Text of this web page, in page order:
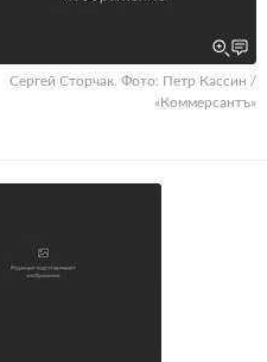
Сергей Сторчак. Фото: Петр Кассин /
«Коммерсантъ»